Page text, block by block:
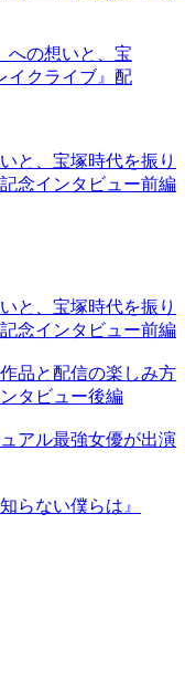
と、宝塚時代を振り
念インタビュー前編
と、宝塚時代を振り
念インタビュー前編
品と配信の楽しみ方
タビュー後編
アル最強女優が出演
らない僕らは』